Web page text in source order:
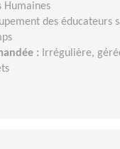
Humaines
des éducateurs
:
Irrégulière,